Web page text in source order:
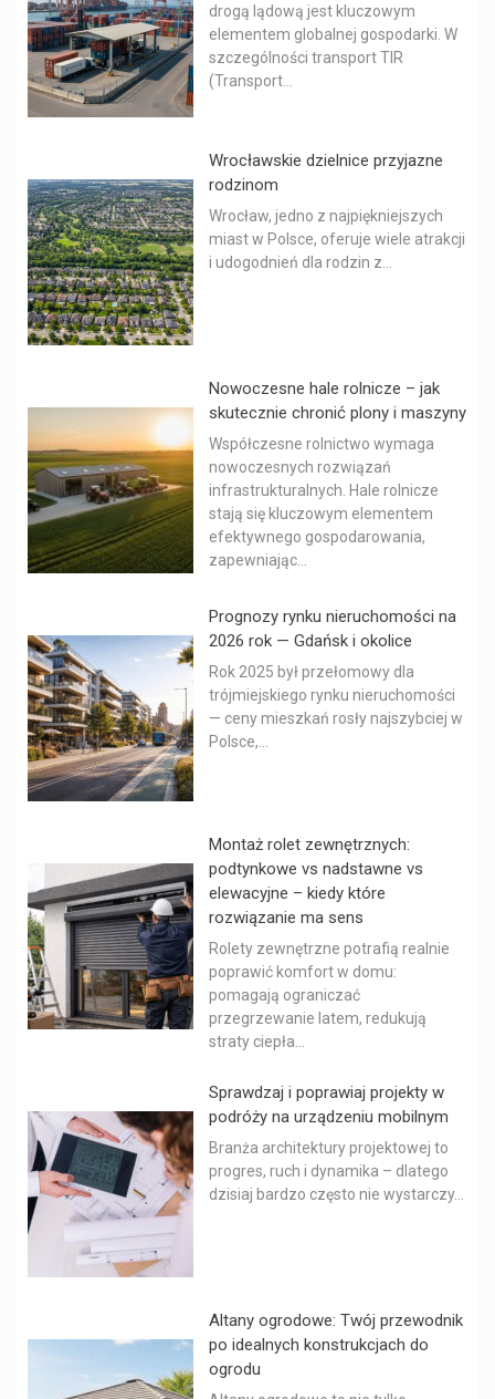
drogą lądową jest kluczowym
elementem globalnej gospodarki. W
szczególności transport TIR
(Transport...
Wrocławskie dzielnice przyjazne
rodzinom
Wrocław, jedno z najpiękniejszych
miast w Polsce, oferuje wiele atrakcji
i udogodnień dla rodzin z...
Nowoczesne hale rolnicze – jak
skutecznie chronić plony i maszyny
Współczesne rolnictwo wymaga
nowoczesnych rozwiązań
infrastrukturalnych. Hale rolnicze
stają się kluczowym elementem
efektywnego gospodarowania,
zapewniając...
Prognozy rynku nieruchomości na
2026 rok — Gdańsk i okolice
Rok 2025 był przełomowy dla
trójmiejskiego rynku nieruchomości
— ceny mieszkań rosły najszybciej w
Polsce,...
Montaż rolet zewnętrznych:
podtynkowe vs nadstawne vs
elewacyjne – kiedy które
rozwiązanie ma sens
Rolety zewnętrzne potrafią realnie
poprawić komfort w domu:
pomagają ograniczać
przegrzewanie latem, redukują
straty ciepła...
Sprawdzaj i poprawiaj projekty w
podróży na urządzeniu mobilnym
Branża architektury projektowej to
progres, ruch i dynamika – dlatego
dzisiaj bardzo często nie wystarczy...
Altany ogrodowe: Twój przewodnik
po idealnych konstrukcjach do
ogrodu